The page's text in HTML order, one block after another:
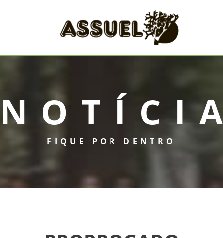
INICIAL
ASSUEL
INFORMATIVOS
FIQUE POR DENTRO